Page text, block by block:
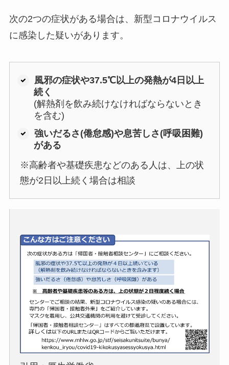
次の2つの症状がある場合は、新型コロナウイルス
に感染した疑いがあります。
風邪の症状や37.5℃以上の発熱が4日以上
続く
(解熱剤を飲み続けなければならないとき
を含む)
強いだるさ(倦怠感)や息苦しさ(呼吸困難)
がある
※高齢者や基礎疾患などのある人は、上の状
態が2日以上続く場合は相談